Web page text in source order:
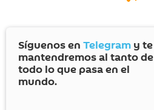
Síguenos en Telegram y te
mantendremos al tanto de
todo lo que pasa en el
mundo.